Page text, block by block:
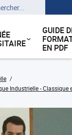
GUIDE
EN PDF
Industrielle - Classique